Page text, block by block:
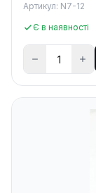
Артикул: N7-12
Є в наявності